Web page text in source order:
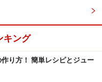
します。
てもOKです。
キング
り方！ 簡単レシピとジュー